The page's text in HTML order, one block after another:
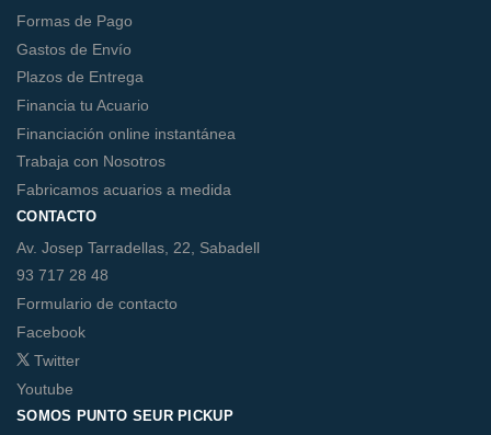
Formas de Pago
Gastos de Envío
Plazos de Entrega
Financia tu Acuario
Financiación online instantánea
Trabaja con Nosotros
Fabricamos acuarios a medida
CONTACTO
Av. Josep Tarradellas, 22, Sabadell
93 717 28 48
Formulario de contacto
Facebook
Twitter
Youtube
SOMOS PUNTO SEUR PICKUP